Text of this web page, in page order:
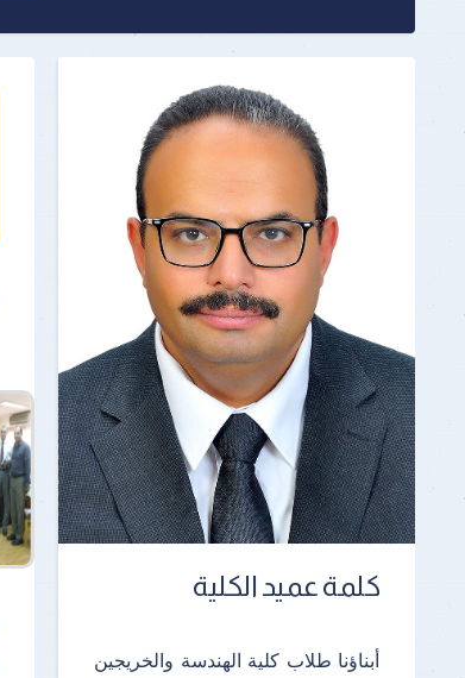
كلمة عميد الكلية
أبناؤنا طلاب كلية الهندسة والخريجين